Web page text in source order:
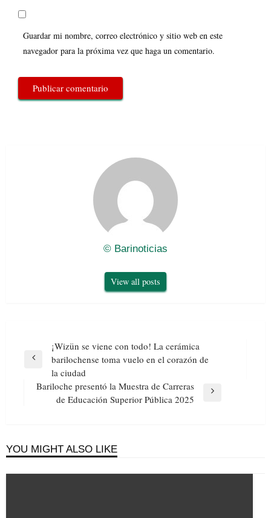
Guardar mi nombre, correo electrónico y sitio web en este
navegador para la próxima vez que haga un comentario.
© Barinoticias
View all posts
Navegación
de
entradas
Previous
¡Wizün se viene con todo! La cerámica
barilochense toma vuelo en el corazón de
la ciudad
Bariloche presentó la Muestra de Carreras
de Educación Superior Pública 2025
YOU MIGHT ALSO LIKE